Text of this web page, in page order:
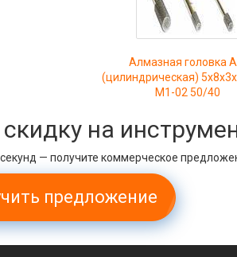
Алмазная головка
(цилиндрическая)
М1-02 50/40
на
— получите коммерческое
предложение